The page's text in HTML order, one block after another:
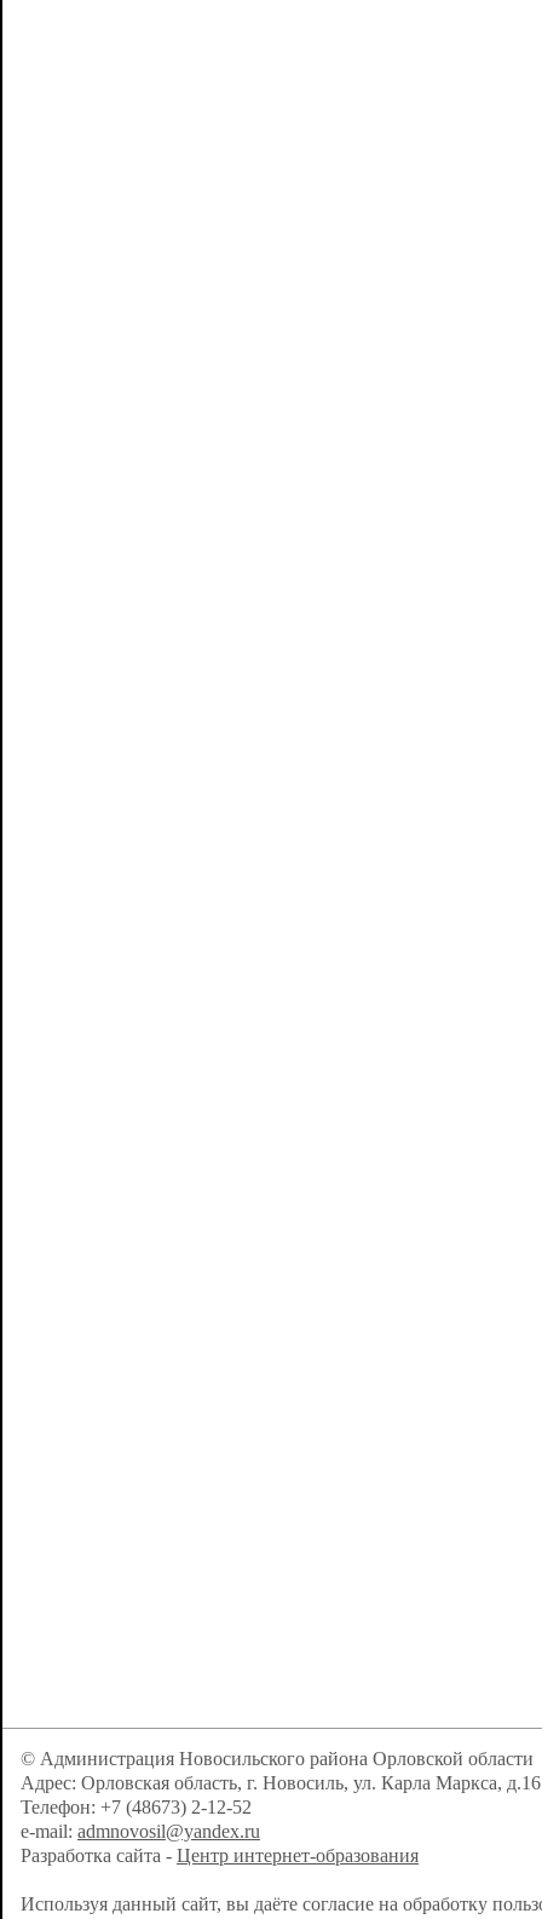
© Администрация Новосильского района Орловской области
Адрес: Орловская область, г. Новосиль, ул. Карла Маркса, д.16
Телефон: +7 (48673) 2-12-52
e-mail: admnovosil@yandex.ru
Разработка сайта - Центр интернет-образования
Используя данный сайт, вы даёте согласие на обработку